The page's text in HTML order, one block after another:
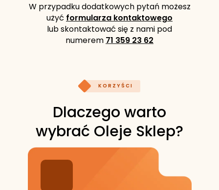
W przypadku dodatkowych pytań możesz
użyć formularza kontaktowego
lub skontaktować się z nami pod
numerem 71 359 23 62
KORZYŚCI
Dlaczego warto
wybrać Oleje Sklep?